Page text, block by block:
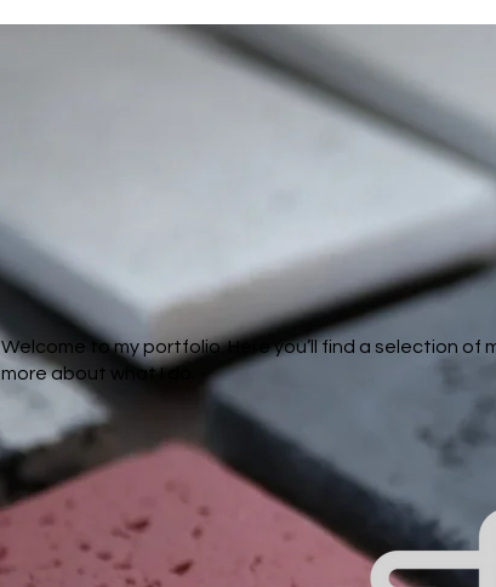
Welcome to my portfolio. Here you’ll find a selection of
more about what I do.